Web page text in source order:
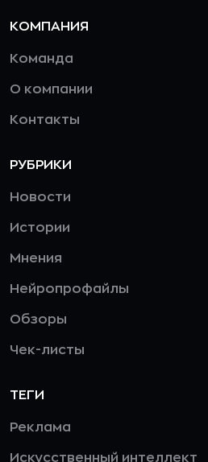
КОМПАНИЯ
Команда
О компании
Контакты
РУБРИКИ
Новости
Истории
Мнения
Нейропрофайлы
Обзоры
Чек-листы
ТЕГИ
Реклама
Искусственный интеллект